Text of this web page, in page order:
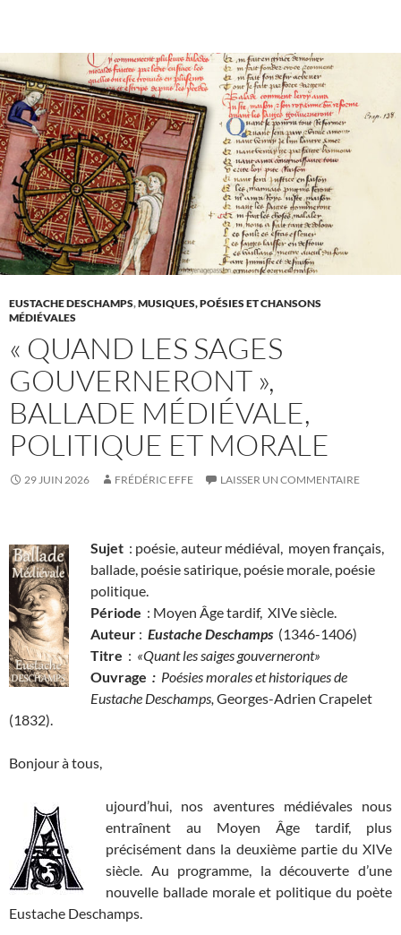
EUSTACHE DESCHAMPS,MUSIQUES, POÉSIES ET CHANSONS
MÉDIÉVALES
« QUAND LES SAGES
GOUVERNERONT »,
BALLADE MÉDIÉVALE,
POLITIQUE ET MORALE
29 JUIN 2026 FRÉDÉRIC EFFE LAISSER UN COMMENTAIRE
Sujet : poésie, auteur médiéval, moyen français,
ballade, poésie satirique, poésie morale, poésie
politique.
Période : Moyen Âge tardif, XIVe siècle.
Auteur : Eustache Deschamps (1346-1406)
Titre : «Quant les saiges gouverneront»
Ouvrage : Poésies morales et historiques de
Eustache Deschamps, Georges-Adrien Crapelet
(1832).
Bonjour à tous,
ujourd’hui, nos aventures médiévales nous
entraînent au Moyen Âge tardif, plus
précisément dans la deuxième partie du XIVe
siècle. Au programme, la découverte d’une
nouvelle ballade morale et politique du poète
Eustache Deschamps.